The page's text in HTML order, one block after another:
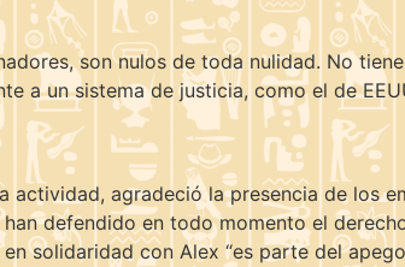
son nulos de toda nulidad. No
a un sistema de justicia, como el de
agradeció la presencia de los
defendido en todo momento el
solidaridad con Alex “es parte del